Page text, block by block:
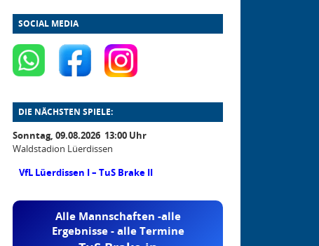
SOCIAL MEDIA
DIE NÄCHSTEN SPIELE:
Sonntag, 09.08.2026 13:00 Uhr
Waldstadion Lüerdissen
VfL Lüerdissen I – TuS Brake II
Alle Mannschaften -alle
Ergebnisse - alle Termine